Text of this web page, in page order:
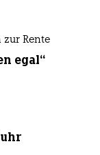
Rente
egal“